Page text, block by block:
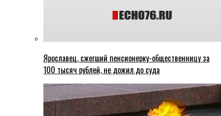
Ярославец, сжегший пенсионерку-общественницу за
100 тысяч рублей, не дожил до суда